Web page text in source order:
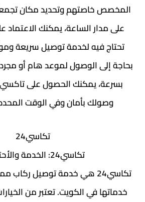
المخصص خاصتهم وتحديد مكان
على مدار الساعة، يمكنك
تحتاج فيه لخدمة توصيل سريعة
بحاجة إلى الوصول لموعد هام أو مجرد
بسرعة، يمكنك الحصول على
وصولك بأمان وفي الوقت
تكاسي24
تكاسي24: الخدمة والأحترافية
تكاسي24 هي خدمة توصيل
خدماتها في الكويت. تعتبر من